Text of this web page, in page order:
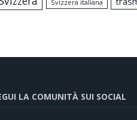
Svizzera italiana
LA COMUNITÀ SUI SOCIAL